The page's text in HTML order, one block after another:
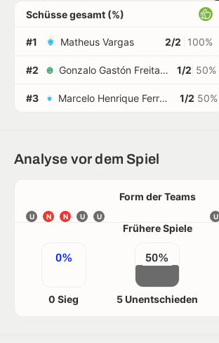
Schüsse gesamt (%)
#1 Matheus Vargas 2/2 100%
#2 Gonzalo Gastón Freitas Silva 1/2 50%
#3 Marcelo Henrique Ferreira Júnior 1/2 50%
Analyse vor dem Spiel
Form der Teams
U N N U U U
Frühere Spiele
0%
0 Sieg
50%
5 Unentschieden